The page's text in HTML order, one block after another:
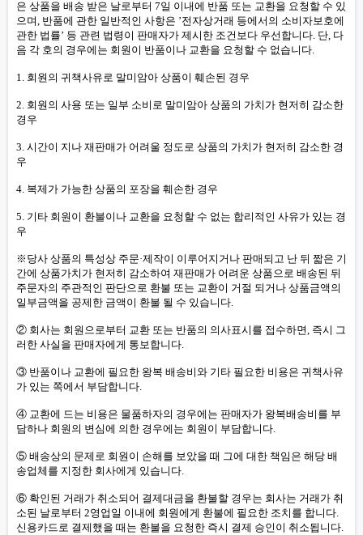
은 상품을 배송 받은 날로부터 7일 이내에 반품 또는 교환을 요청할 수 있
으며, 반품에 관한 일반적인 사항은 ’전자상거래 등에서의 소비자보호에
관한 법률’ 등 관련 법령이 판매자가 제시한 조건보다 우선합니다. 단, 다
음 각 호의 경우에는 회원이 반품이나 교환을 요청할 수 없습니다.
1. 회원의 귀책사유로 말미암아 상품이 훼손된 경우
2. 회원의 사용 또는 일부 소비로 말미암아 상품의 가치가 현저히 감소한
경우
3. 시간이 지나 재판매가 어려울 정도로 상품의 가치가 현저히 감소한 경
우
4. 복제가 가능한 상품의 포장을 훼손한 경우
5. 기타 회원이 환불이나 교환을 요청할 수 없는 합리적인 사유가 있는 경
우
※당사 상품의 특성상 주문·제작이 이루어지거나 판매되고 난 뒤 짧은 기
간에 상품가치가 현저히 감소하여 재판매가 어려운 상품으로 배송된 뒤
주문자의 주관적인 판단으로 환불 또는 교환이 거절 되거나 상품금액의
일부금액을 공제한 금액이 환불 될 수 있습니다.
② 회사는 회원으로부터 교환 또는 반품의 의사표시를 접수하면, 즉시 그
러한 사실을 판매자에게 통보합니다.
③ 반품이나 교환에 필요한 왕복 배송비와 기타 필요한 비용은 귀책사유
가 있는 쪽에서 부담합니다.
④ 교환에 드는 비용은 물품하자의 경우에는 판매자가 왕복배송비를 부
담하나 회원의 변심에 의한 경우에는 회원이 부담합니다.
⑤ 배송상의 문제로 회원이 손해를 보았을 때 그에 대한 책임은 해당 배
송업체를 지정한 회사에게 있습니다.
⑥ 확인된 거래가 취소되어 결제대금을 환불할 경우는 회사는 거래가 취
소된 날로부터 2영업일 이내에 회원에게 환불에 필요한 조치를 합니다.
신용카드로 결제했을 때는 환불을 요청한 즉시 결제 승인이 취소됩니다.